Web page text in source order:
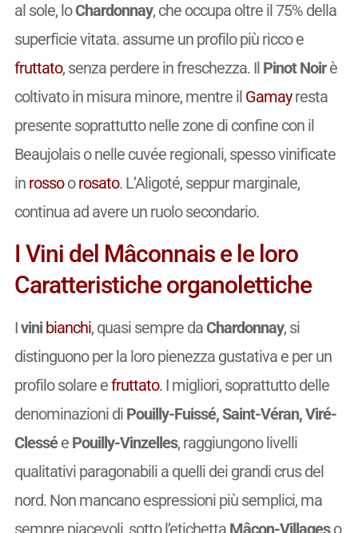
al sole, loChardonnay, che occupa oltre il 75% della
superficie vitata. assume un profilo più ricco e
fruttato, senza perdere in freschezza. Il Pinot Noirè
coltivato in misura minore, mentre il Gamayresta
presente soprattutto nelle zone di confine con il
Beaujolais o nelle cuvée regionali, spesso vinificate
in rossoorosato. L’Aligoté, seppur marginale,
continua ad avere un ruolo secondario.
I Vini del Mâconnais e le loro
Caratteristiche organolettiche
Ivinibianchi, quasi sempre da Chardonnay, si
distinguono per la loro pienezza gustativa e per un
profilo solare efruttato. I migliori, soprattutto delle
denominazioni di Pouilly-Fuissé, Saint-Véran, Viré-
Clessée Pouilly-Vinzelles, raggiungono livelli
qualitativi paragonabili a quelli dei grandi crus del
nord. Non mancano espressioni più semplici, ma
sempre piacevoli, sotto l’etichetta Mâcon-Villageso